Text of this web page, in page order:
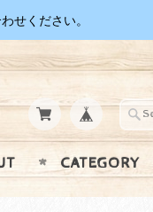
せください。
CATEGORY